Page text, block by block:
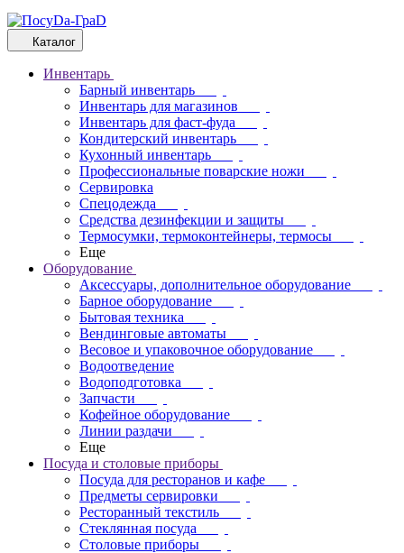
Каталог
Инвентарь
Барный инвентарь
Инвентарь для магазинов
Инвентарь для фаст-фуда
Кондитерский инвентарь
Кухонный инвентарь
Профессиональные поварские ножи
Сервировка
Спецодежда
Средства дезинфекции и защиты
Термосумки, термоконтейнеры, термосы
Еще
Оборудование
Аксессуары, дополнительное оборудование
Барное оборудование
Бытовая техника
Вендинговые автоматы
Весовое и упаковочное оборудование
Водоотведение
Водоподготовка
Запчасти
Кофейное оборудование
Линии раздачи
Еще
Посуда и столовые приборы
Посуда для ресторанов и кафе
Предметы сервировки
Ресторанный текстиль
Стеклянная посуда
Столовые приборы